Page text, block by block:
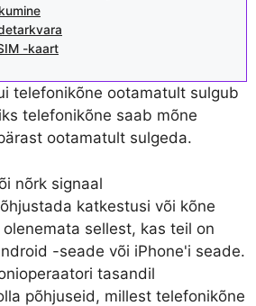
-kaart
telefonikõne ootamatult sulgub
telefonikõne saab mõne
ootamatult sulgeda.
nõrk signaal
katkestusi või kõne
sellest, kas teil on
-seade või iPhone'i seade.
tasandil
põhjuseid, millest telefonikõne